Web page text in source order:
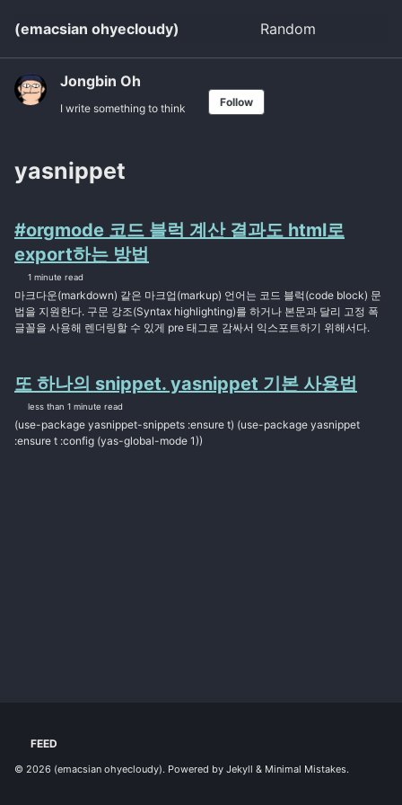
primary
navigation
content
footer
(emacsian ohyecloudy) Random
Jongbin Oh
I write something to think Follow
yasnippet
#orgmode 코드 블럭 계산 결과도 html로
export하는 방법
1 minute read
마크다운(markdown) 같은 마크업(markup) 언어는 코드 블럭(code block) 문
법을 지원한다. 구문 강조(Syntax highlighting)를 하거나 본문과 달리 고정 폭
글꼴을 사용해 렌더링할 수 있게 pre 태그로 감싸서 익스포트하기 위해서다.
또 하나의 snippet. yasnippet 기본 사용법
less than 1 minute read
(use-package yasnippet-snippets :ensure t) (use-package yasnippet
:ensure t :config (yas-global-mode 1))
FEED
© 2026 (emacsian ohyecloudy). Powered by Jekyll & Minimal Mistakes.